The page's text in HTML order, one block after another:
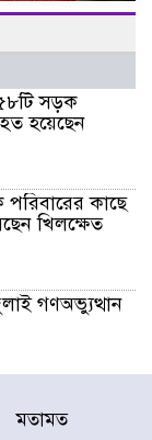
সড়ক
হয়েছেন
পরিবারের কাছে
খিলক্ষেত
গণঅভ্যুত্থান
পাসপোর্ট
চক্রের ১৩ জন
মতামত